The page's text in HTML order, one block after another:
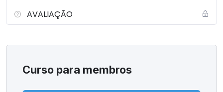
AVALIAÇÃO
Curso para membros